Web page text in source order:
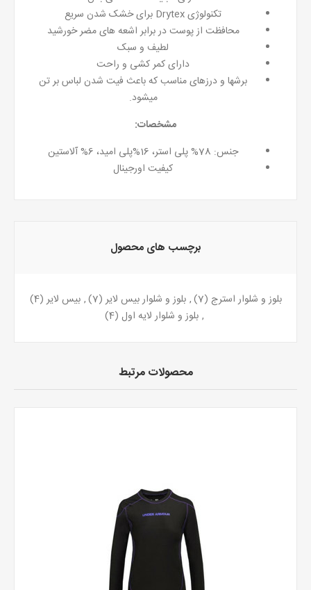
تکنولوژی Drytex برای خشک شدن سریع
محافظت از پوست در برابر اشعه های مضر خورشید
لطیف و سبک
دارای کمر کشی و راحت
برشها و درزهای مناسب که باعث فیت شدن لباس بر تن
میشود.
مشخصات:
جنس: 78% پلی استر، 16%پلی امید، 6% آلاستین
کیفیت اورجینال
برچسب های محصول
بلوز و شلوار استرج (7)
, بلوز و شلوار بیس لایر(7)
, بیس لایر(4)
, بلوز و شلوار لایه اول (4)
محصولات مرتبط